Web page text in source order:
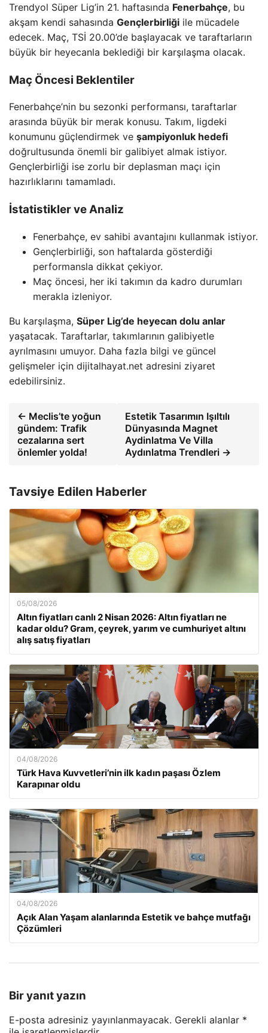
Trendyol Süper Lig’in 21. haftasında Fenerbahçe, bu
akşam kendi sahasında Gençlerbirliği ile mücadele
edecek. Maç, TSİ 20.00’de başlayacak ve taraftarların
büyük bir heyecanla beklediği bir karşılaşma olacak.
Maç Öncesi Beklentiler
Fenerbahçe’nin bu sezonki performansı, taraftarlar
arasında büyük bir merak konusu. Takım, ligdeki
konumunu güçlendirmek ve şampiyonluk hedefi
doğrultusunda önemli bir galibiyet almak istiyor.
Gençlerbirliği ise zorlu bir deplasman maçı için
hazırlıklarını tamamladı.
İstatistikler ve Analiz
Fenerbahçe, ev sahibi avantajını kullanmak istiyor.
Gençlerbirliği, son haftalarda gösterdiği
performansla dikkat çekiyor.
Maç öncesi, her iki takımın da kadro durumları
merakla izleniyor.
Bu karşılaşma, Süper Lig’de heyecan dolu anlar
yaşatacak. Taraftarlar, takımlarının galibiyetle
ayrılmasını umuyor. Daha fazla bilgi ve güncel
gelişmeler için dijitalhayat.net adresini ziyaret
edebilirsiniz.
← Meclis’te yoğun
gündem: Trafik
cezalarına sert
önlemler yolda!
Estetik Tasarımın Işıltılı
Dünyasında Magnet
Aydinlatma Ve Villa
Aydınlatma Trendleri →
Tavsiye Edilen Haberler
05/08/2026
Altın fiyatları canlı 2 Nisan 2026: Altın fiyatları ne
kadar oldu? Gram, çeyrek, yarım ve cumhuriyet altını
alış satış fiyatları
04/08/2026
Türk Hava Kuvvetleri’nin ilk kadın paşası Özlem
Karapınar oldu
04/08/2026
Açık Alan Yaşam alanlarında Estetik ve bahçe mutfağı
Çözümleri
Bir yanıt yazın
E-posta adresiniz yayınlanmayacak. Gerekli alanlar *